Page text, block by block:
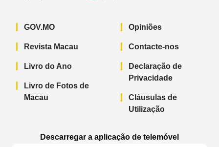
GOV.MO
Revista Macau
Livro do Ano
Livro de Fotos de
Macau
Opiniões
Contacte-nos
Declaração de
Privacidade
Cláusulas de
Utilização
Descarregar a aplicação de telemóvel